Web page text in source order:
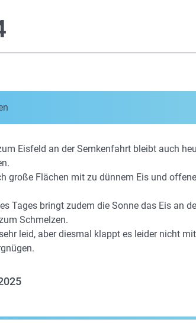
Eisfeld an der Semkenfahrt bleibt auch
große Flächen mit zu dünnem Eis und offene
Tages bringt zudem die Sonne das Eis an
Schmelzen.
leid, aber diesmal klappt es leider nicht mit